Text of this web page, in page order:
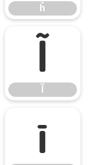
ĥ
Ĩ
ī